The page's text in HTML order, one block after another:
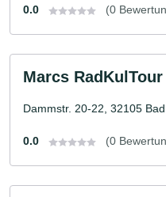
0.0 (0
Marcs RadKulTour
Dammstr. 20-22, 32105
0.0 (0